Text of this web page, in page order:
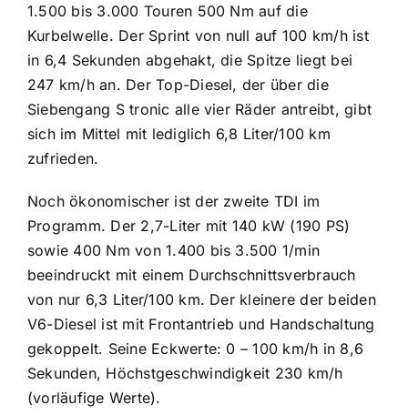
1.500 bis 3.000 Touren 500 Nm auf die
Kurbelwelle. Der Sprint von null auf 100 km/h ist
in 6,4 Sekunden abgehakt, die Spitze liegt bei
247 km/h an. Der Top-Diesel, der über die
Siebengang S tronic alle vier Räder antreibt, gibt
sich im Mittel mit lediglich 6,8 Liter/100 km
zufrieden.
Noch ökonomischer ist der zweite TDI im
Programm. Der 2,7-Liter mit 140 kW (190 PS)
sowie 400 Nm von 1.400 bis 3.500 1/min
beeindruckt mit einem Durchschnittsverbrauch
von nur 6,3 Liter/100 km. Der kleinere der beiden
V6-Diesel ist mit Frontantrieb und Handschaltung
gekoppelt. Seine Eckwerte: 0 – 100 km/h in 8,6
Sekunden, Höchstgeschwindigkeit 230 km/h
(vorläufige Werte).